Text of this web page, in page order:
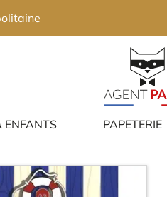
ENFANTS PAPETERIE